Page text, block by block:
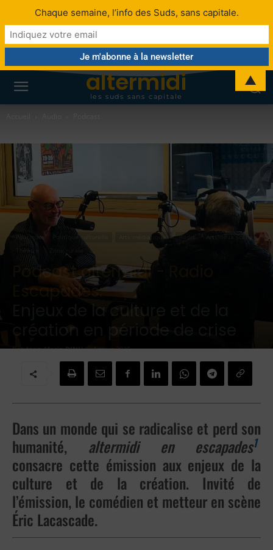
altermidi
les suds sans capitale
Politique Politique culturelle Arts médiatiques Radio
Arts de la scène
Théâtre
Podcast altermidi - Radio
Escapades:
Enjeux de la culture et de la
création en période de crise
Par Jean-Marie DINH - 4 mars 2025
Dans un monde qui se radicalise et perd son
humanité, altermidi en escapades1
consacre cette émission aux enjeux de la
culture et de la création. Invité de
l’émission, le comédien et metteur en scène
Éric Lacascade.
Chaque semaine, l’info des Suds, sans capitale.
▲